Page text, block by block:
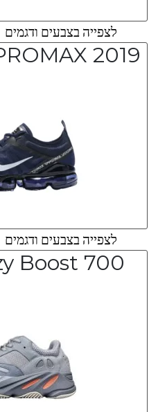
לצפייה בצבעים
2019
לצפייה בצבעים
Boost 700